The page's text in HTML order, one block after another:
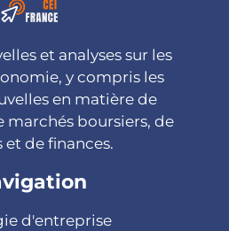
et analyses sur les
y compris les
en matière de
marchés boursiers, de
et de finances.
d'entreprise